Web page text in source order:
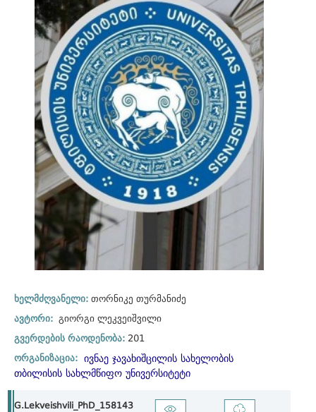
ხელმძღვანელი: თორნიკე თურმანიძე
ავტორი:გიორგი ლეკვეიშვილი
გვერდების რაოდენობა: 201
ორგანიზაცია: ივნაე ჯავახიშცილის სახელობის
თბილისის სახლმწიფო უნივერსიტეტი
G.Lekveishvili_PhD_158143